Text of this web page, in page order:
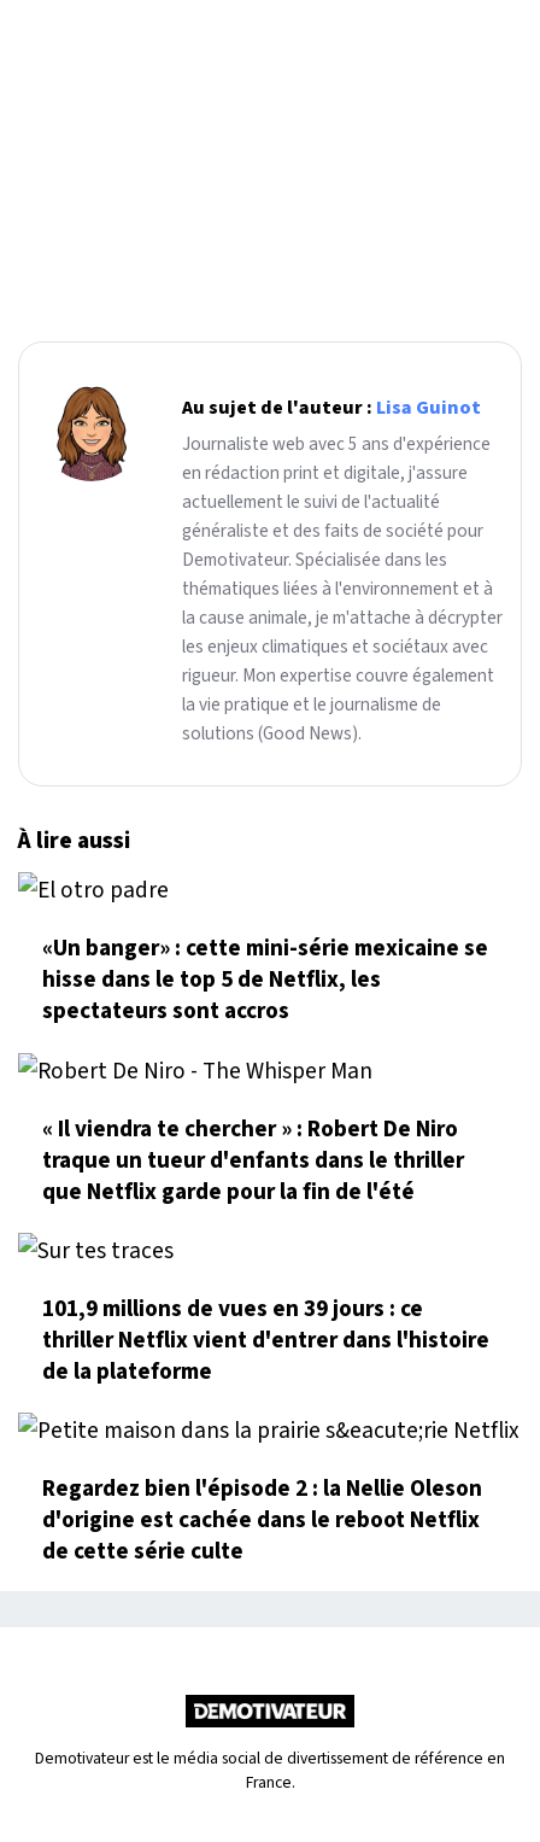
Au sujet de l'auteur : Lisa Guinot
Journaliste web avec 5 ans d'expérience
en rédaction print et digitale, j'assure
actuellement le suivi de l'actualité
généraliste et des faits de société pour
Demotivateur. Spécialisée dans les
thématiques liées à l'environnement et à
la cause animale, je m'attache à décrypter
les enjeux climatiques et sociétaux avec
rigueur. Mon expertise couvre également
la vie pratique et le journalisme de
solutions (Good News).
À lire aussi
«Un banger» : cette mini-série mexicaine se
hisse dans le top 5 de Netflix, les
spectateurs sont accros
« Il viendra te chercher » : Robert De Niro
traque un tueur d'enfants dans le thriller
que Netflix garde pour la fin de l'été
101,9 millions de vues en 39 jours : ce
thriller Netflix vient d'entrer dans l'histoire
de la plateforme
Regardez bien l'épisode 2 : la Nellie Oleson
d'origine est cachée dans le reboot Netflix
de cette série culte
Demotivateur est le média social de divertissement de référence en
France.